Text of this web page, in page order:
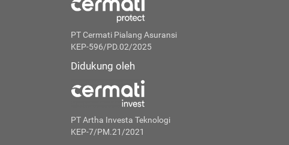
PT Cermati Pialang Asuransi
KEP-596/PD.02/2025
Didukung oleh
PT Artha Investa Teknologi
KEP-7/PM.21/2021